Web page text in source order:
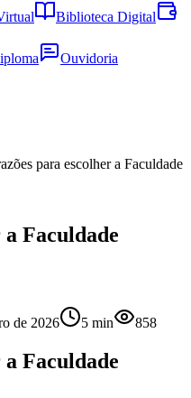
Biblioteca Digital
Ouvidoria
para escolher a Faculdade
a Faculdade
de 2026 5 min 858
a Faculdade